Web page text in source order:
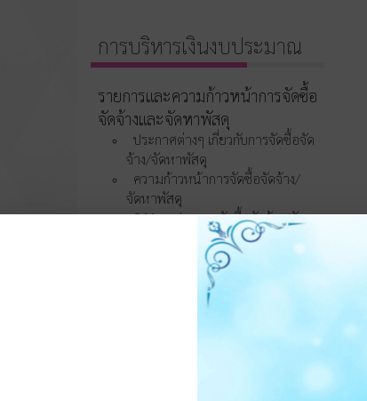
การบริหารเงินงบประมาณ
รายการและความก้าวหน้าการจัดซื้อ
จัดจ้างและจัดหาพัสดุ
ประกาศต่างๆ เกี่ยวกับการจัดซื้อจัด
จ้าง/จัดหาพัสดุ
ความก้าวหน้าการจัดซื้อจัดจ้าง/
จัดหาพัสดุ
O11 สรุปผลการจัดซื้อจัดจ้าง/จัดหา
O12 รายงานสรุปผลการจัดซื้อจัด
จ้าง/จัดหาพัสดุประจำปี
การบริหารและพัฒนา